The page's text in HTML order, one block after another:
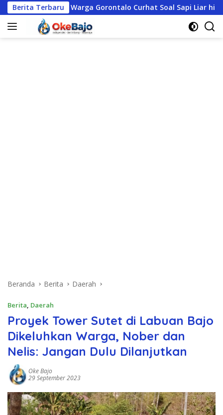
Langsung
ke
konten
Berita Terbaru
Gorontalo Curhat Soal Sapi Liar hingga Judi Online,
Beranda Berita Daerah
Berita, Daerah
Proyek Tower Sutet di Labuan Bajo
Dikeluhkan Warga, Nober dan
Nelis: Jangan Dulu Dilanjutkan
Oke Bajo
29 September 2023